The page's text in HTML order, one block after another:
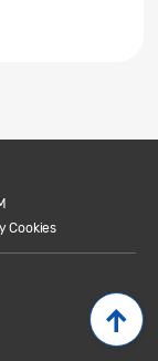
Cookies